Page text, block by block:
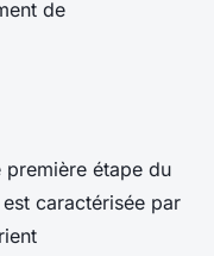
de
première étape du
caractérisée par